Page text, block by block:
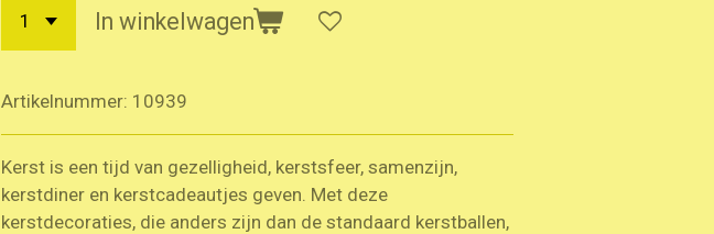
In winkelwagen
Artikelnummer: 10939
Kerst is een tijd van gezelligheid, kerstsfeer, samenzijn,
kerstdiner en kerstcadeautjes geven. Met deze
kerstdecoraties, die anders zijn dan de standaard kerstballen,